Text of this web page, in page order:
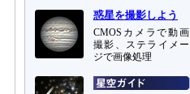
惑星を撮影しよう
CMOSカメラで動画
撮影、ステライメー
ジで画像処理